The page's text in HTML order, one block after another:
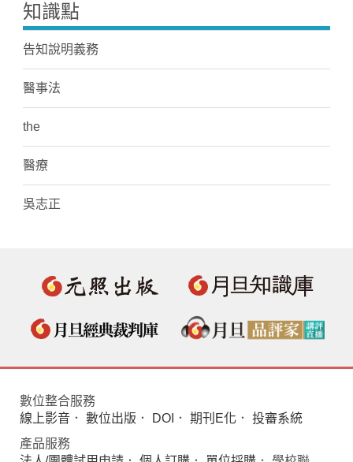
知識點
告知說明義務
醫事法
the
醫療
吳志正
數位整合服務
線上影音 ． 數位出版 ． DOI ． 期刊E化 ． 投審系統
產品服務